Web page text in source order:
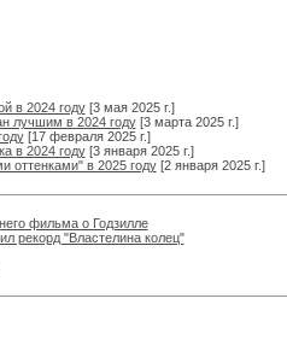
в 2024 году[3 мая 2025 г.]
лучшим в 2024 году[3 марта 2025 г.]
[17 февраля 2025 г.]
в 2024 году[3 января 2025 г.]
оттенками" в 2025 году[2 января 2025 г.]
фильма о Годзилле
рекорд "Властелина колец"